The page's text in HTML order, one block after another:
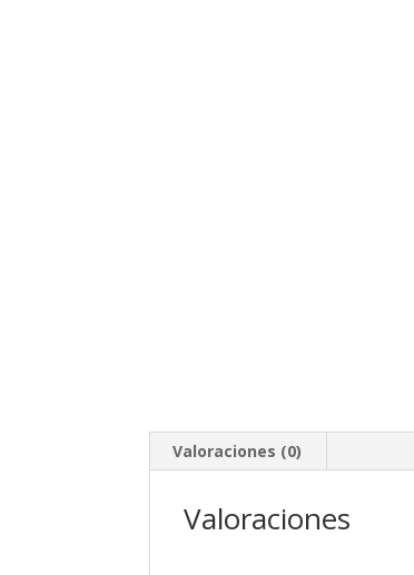
Valoraciones (0)
Valoraciones